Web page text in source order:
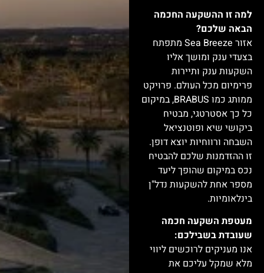
למה זו ההשקעה החכמה
הבאה שלכם?
אזור Sea Breeze מתפתח
בצעדי ענק ומושך אליו
השקעות ענק ותיירות
פרימיום מכל העולם. פרויקט
ממותג כמו BRABUS, במיקום
כל כך אסטרטגי, מבטיח
ביקושי שיא ופוטנציאל
השבחה ורווחיות יוצא דופן.
זו ההזדמנות שלכם להבטיח
נכס במיקום שהופך ליעד
מספר אחת להשקעות נדל"ן
בינלאומיות.
מעטפת השקעה חכמה
שעובדת בשבילכם:
אנו מעניקים לרוכשים ליווי
מלא שמקל עליכם את